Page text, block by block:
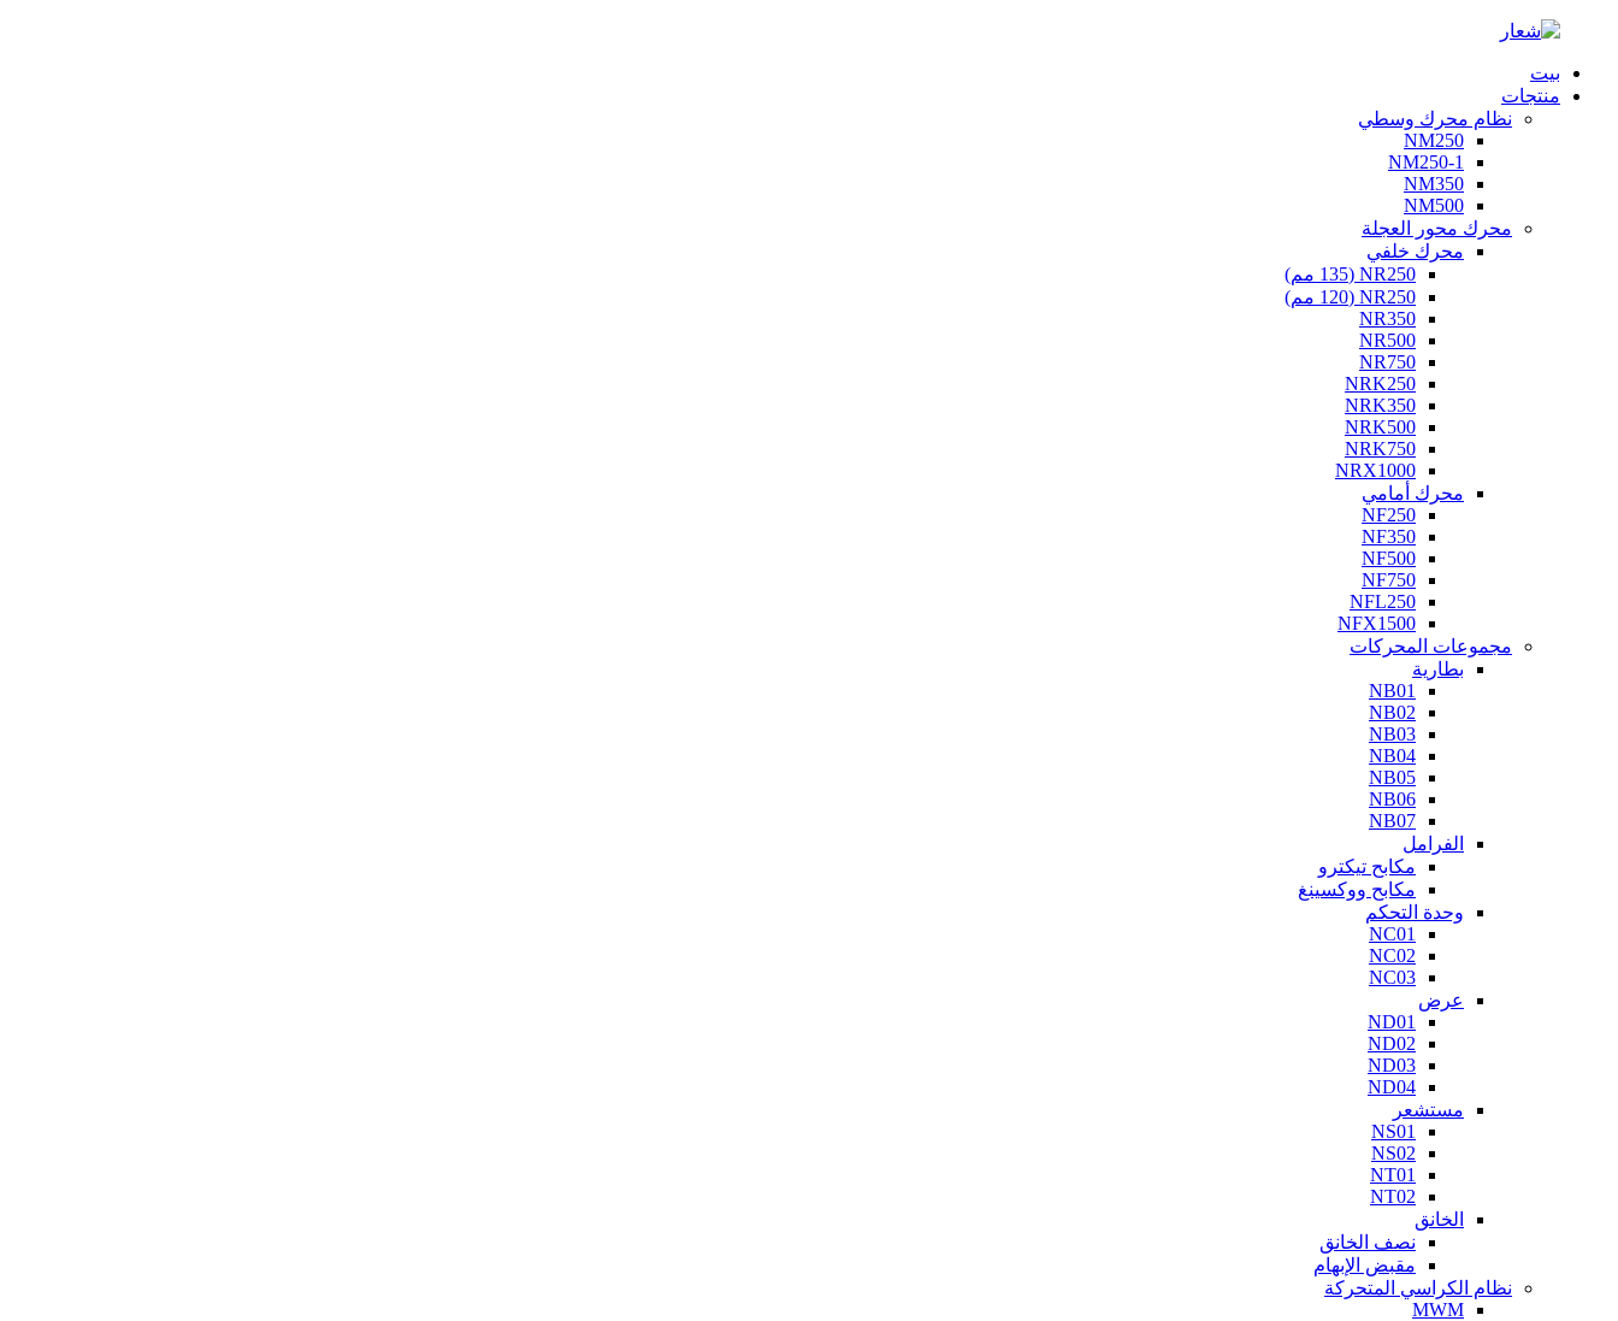
بيت
منتجات
نظام محرك وسطي
NM250
NM250-1
NM350
NM500
محرك محور العجلة
محرك خلفي
NR250 (135 مم)
NR250 (120 مم)
NR350
NR500
NR750
NRK250
NRK350
NRK500
NRK750
NRX1000
محرك أمامي
NF250
NF350
NF500
NF750
NFL250
NFX1500
مجموعات المحركات
بطارية
NB01
NB02
NB03
NB04
NB05
NB06
NB07
الفرامل
مكابح تيكترو
مكابح ووكسينغ
وحدة التحكم
NC01
NC02
NC03
عرض
ND01
ND02
ND03
ND04
مستشعر
NS01
NS02
NT01
NT02
الخانق
نصف الخانق
مقبض الإبهام
نظام الكراسي المتحركة
MWM